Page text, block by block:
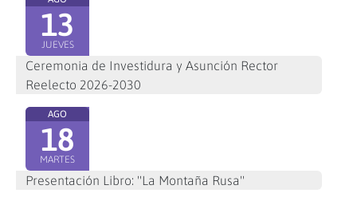
13
JUEVES
Ceremonia de Investidura y Asunción Rector
Reelecto 2026-2030
AGO
18
MARTES
Presentación Libro: "La Montaña Rusa"